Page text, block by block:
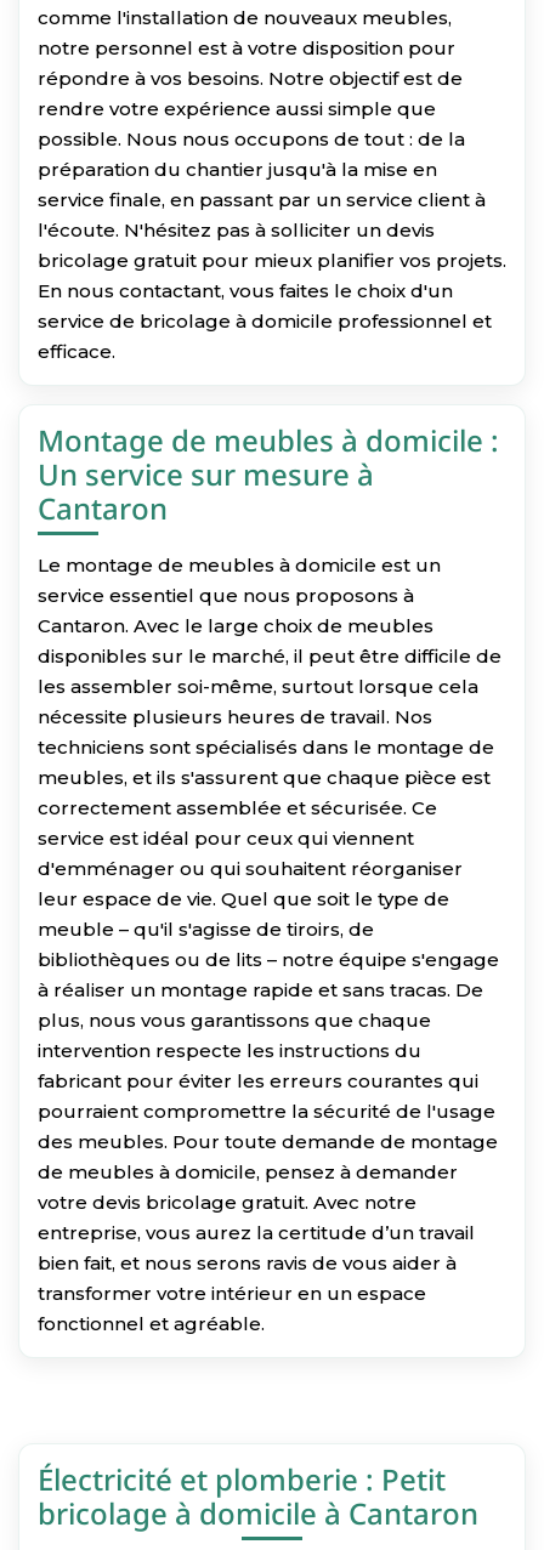
comme l'installation de nouveaux meubles,
notre personnel est à votre disposition pour
répondre à vos besoins. Notre objectif est de
rendre votre expérience aussi simple que
possible. Nous nous occupons de tout : de la
préparation du chantier jusqu'à la mise en
service finale, en passant par un service client à
l'écoute. N'hésitez pas à solliciter un devis
bricolage gratuit pour mieux planifier vos projets.
En nous contactant, vous faites le choix d'un
service de bricolage à domicile professionnel et
efficace.
Montage de meubles à domicile :
Un service sur mesure à
Cantaron
Le montage de meubles à domicile est un
service essentiel que nous proposons à
Cantaron. Avec le large choix de meubles
disponibles sur le marché, il peut être difficile de
les assembler soi-même, surtout lorsque cela
nécessite plusieurs heures de travail. Nos
techniciens sont spécialisés dans le montage de
meubles, et ils s'assurent que chaque pièce est
correctement assemblée et sécurisée. Ce
service est idéal pour ceux qui viennent
d'emménager ou qui souhaitent réorganiser
leur espace de vie. Quel que soit le type de
meuble – qu'il s'agisse de tiroirs, de
bibliothèques ou de lits – notre équipe s'engage
à réaliser un montage rapide et sans tracas. De
plus, nous vous garantissons que chaque
intervention respecte les instructions du
fabricant pour éviter les erreurs courantes qui
pourraient compromettre la sécurité de l'usage
des meubles. Pour toute demande de montage
de meubles à domicile, pensez à demander
votre devis bricolage gratuit. Avec notre
entreprise, vous aurez la certitude d’un travail
bien fait, et nous serons ravis de vous aider à
transformer votre intérieur en un espace
fonctionnel et agréable.
Électricité et plomberie : Petit
bricolage à domicile à Cantaron